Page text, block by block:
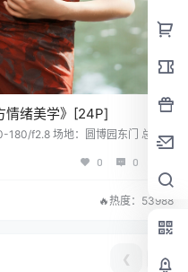
情绪美学》[24P]
180/f2.8 场地：圆博园东门 总偏爱
漫，不刻意张扬，不浓烈刺眼，将
，借园林的静谧，安放心底最松弛
侠客的飒然风骨，亦有东方女子的温
0 0
🔥热度：53988
❮ ❯